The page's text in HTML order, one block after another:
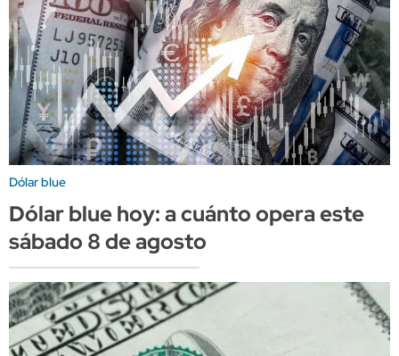
Dólar blue
Dólar blue hoy: a cuánto opera este
sábado 8 de agosto